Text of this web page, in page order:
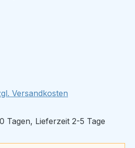
Versandkosten
Tagen, Lieferzeit 2-5 Tage